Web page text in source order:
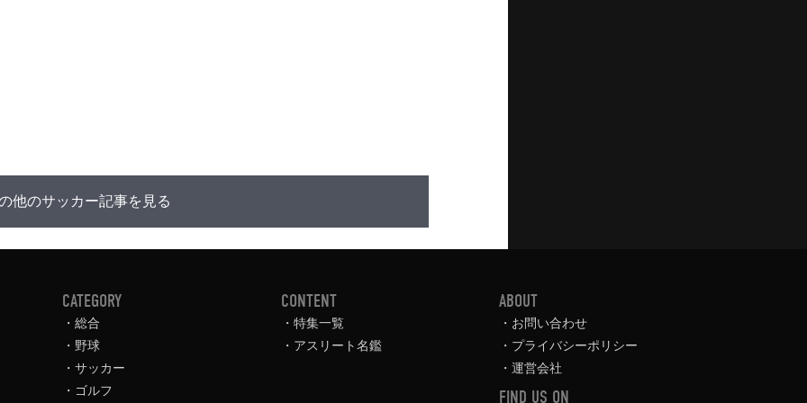
他のサッカー記事を見る
CATEGORY
総合
野球
サッカー
ゴルフ
CONTENT
特集一覧
アスリート名鑑
ABOUT
お問い合わせ
プライバシーポリシー
運営会社
FIND US ON